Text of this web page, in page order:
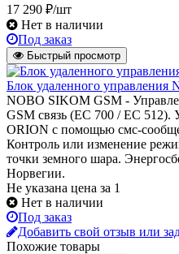
17 290 ₽/шт
Нет в наличии
Под заказ
Быстрый просмотр
Блок удаленного
NOBO SIKOM GSM -
GSM связь (EC 700 / EC
ORION с помощью смс-
Контроль или изменение
точки земного шара.
Норвегии.
Не указана цена за 1
Нет в наличии
Под заказ
Добавить свой отзыв или
Похожие товары